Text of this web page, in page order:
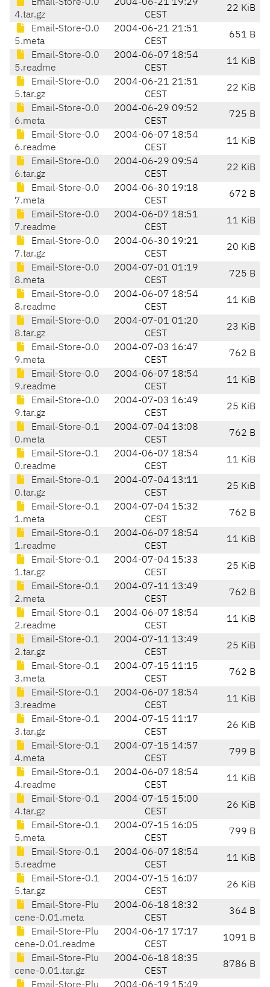
Email-Store-0.0
4.tar.gz
2004-06-21 19:29
CEST
22 KiB
Email-Store-0.0
5.meta
2004-06-21 21:51
CEST
651 B
Email-Store-0.0
5.readme
2004-06-07 18:54
CEST
11 KiB
Email-Store-0.0
5.tar.gz
2004-06-21 21:51
CEST
22 KiB
Email-Store-0.0
6.meta
2004-06-29 09:52
CEST
725 B
Email-Store-0.0
6.readme
2004-06-07 18:54
CEST
11 KiB
Email-Store-0.0
6.tar.gz
2004-06-29 09:54
CEST
22 KiB
Email-Store-0.0
7.meta
2004-06-30 19:18
CEST
672 B
Email-Store-0.0
7.readme
2004-06-07 18:51
CEST
11 KiB
Email-Store-0.0
7.tar.gz
2004-06-30 19:21
CEST
20 KiB
Email-Store-0.0
8.meta
2004-07-01 01:19
CEST
725 B
Email-Store-0.0
8.readme
2004-06-07 18:54
CEST
11 KiB
Email-Store-0.0
8.tar.gz
2004-07-01 01:20
CEST
23 KiB
Email-Store-0.0
9.meta
2004-07-03 16:47
CEST
762 B
Email-Store-0.0
9.readme
2004-06-07 18:54
CEST
11 KiB
Email-Store-0.0
9.tar.gz
2004-07-03 16:49
CEST
25 KiB
Email-Store-0.1
0.meta
2004-07-04 13:08
CEST
762 B
Email-Store-0.1
0.readme
2004-06-07 18:54
CEST
11 KiB
Email-Store-0.1
0.tar.gz
2004-07-04 13:11
CEST
25 KiB
Email-Store-0.1
1.meta
2004-07-04 15:32
CEST
762 B
Email-Store-0.1
1.readme
2004-06-07 18:54
CEST
11 KiB
Email-Store-0.1
1.tar.gz
2004-07-04 15:33
CEST
25 KiB
Email-Store-0.1
2.meta
2004-07-11 13:49
CEST
762 B
Email-Store-0.1
2.readme
2004-06-07 18:54
CEST
11 KiB
Email-Store-0.1
2.tar.gz
2004-07-11 13:49
CEST
25 KiB
Email-Store-0.1
3.meta
2004-07-15 11:15
CEST
762 B
Email-Store-0.1
3.readme
2004-06-07 18:54
CEST
11 KiB
Email-Store-0.1
3.tar.gz
2004-07-15 11:17
CEST
26 KiB
Email-Store-0.1
4.meta
2004-07-15 14:57
CEST
799 B
Email-Store-0.1
4.readme
2004-06-07 18:54
CEST
11 KiB
Email-Store-0.1
4.tar.gz
2004-07-15 15:00
CEST
26 KiB
Email-Store-0.1
5.meta
2004-07-15 16:05
CEST
799 B
Email-Store-0.1
5.readme
2004-06-07 18:54
CEST
11 KiB
Email-Store-0.1
5.tar.gz
2004-07-15 16:07
CEST
26 KiB
Email-Store-Plu
cene-0.01.meta
2004-06-18 18:32
CEST
364 B
Email-Store-Plu
cene-0.01.readme
2004-06-17 17:17
CEST
1091 B
Email-Store-Plu
cene-0.01.tar.gz
2004-06-18 18:35
CEST
8786 B